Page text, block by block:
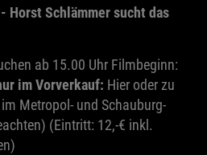
Horst Schlämmer sucht das
ab 15.00 Uhr Filmbeginn:
im Vorverkauf: Hier oder zu
Metropol- und Schauburg-
(Eintritt: 12,-€ inkl.